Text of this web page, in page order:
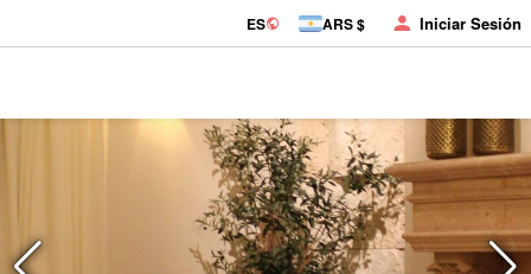
ES ARS $ Iniciar Sesión